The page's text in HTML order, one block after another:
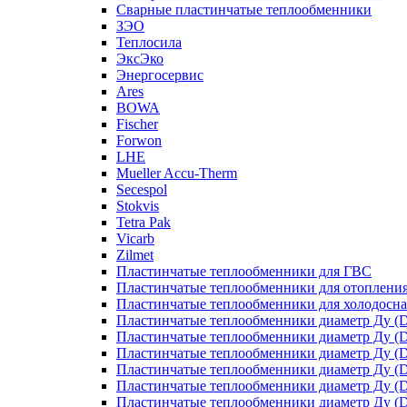
Сварные пластинчатые теплообменники
ЗЭО
Теплосила
ЭксЭко
Энергосервис
Ares
BOWA
Fischer
Forwon
LHE
Mueller Accu-Therm
Secespol
Stokvis
Tetra Pak
Vicarb
Zilmet
Пластинчатые теплообменники для ГВС
Пластинчатые теплообменники для
Пластинчатые теплообменники для
Пластинчатые теплообменники диаметр Ду
Пластинчатые теплообменники диаметр Ду
Пластинчатые теплообменники диаметр Ду
Пластинчатые теплообменники диаметр Ду
Пластинчатые теплообменники диаметр Ду
Пластинчатые теплообменники диаметр Ду